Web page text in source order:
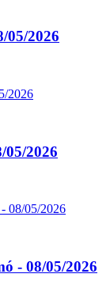
05/2026
05/2026
- 08/05/2026